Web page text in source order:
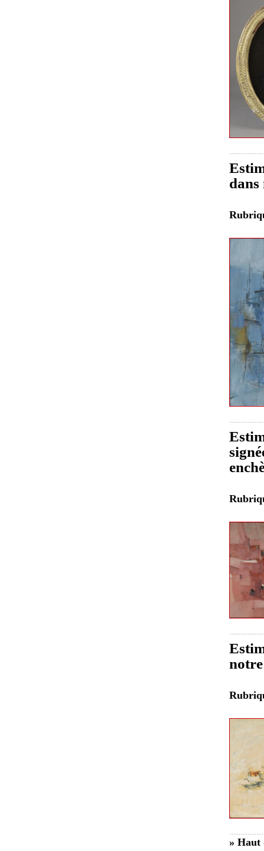
dans
» Haut